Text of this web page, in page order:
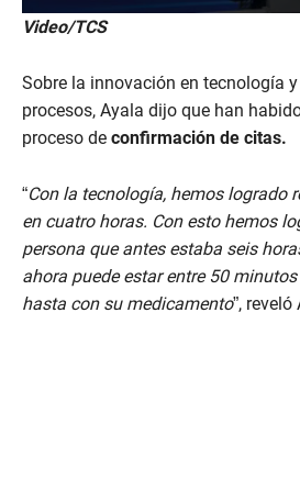
Video/TCS
Sobre la innovación en tecnología
procesos, Ayala dijo que han
proceso de confirmación de citas.
“Con la tecnología, hemos logrado
en cuatro horas. Con esto hemos
persona que antes estaba seis
ahora puede estar entre 50
hasta con su medicamento”, reveló